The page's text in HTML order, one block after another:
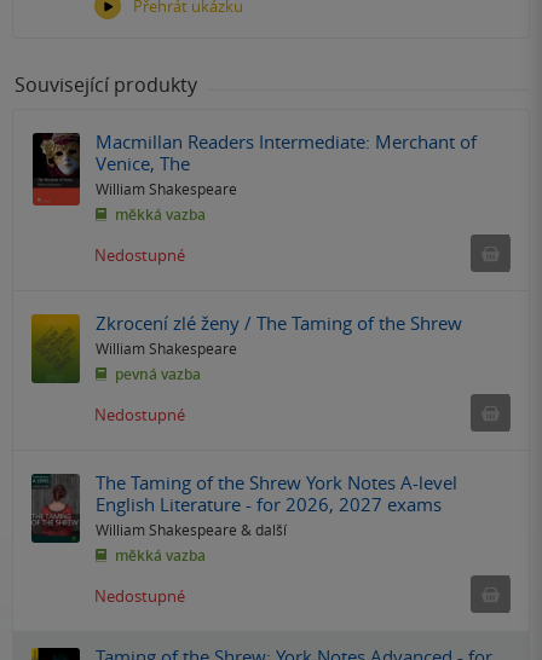
Přehrát ukázku
Související produkty
Macmillan Readers Intermediate: Merchant of
Venice, The
William Shakespeare
měkká vazba
Nedostupné
Zkrocení zlé ženy / The Taming of the Shrew
William Shakespeare
pevná vazba
Nedostupné
The Taming of the Shrew York Notes A-level
English Literature - for 2026, 2027 exams
William Shakespeare & další
měkká vazba
Nedostupné